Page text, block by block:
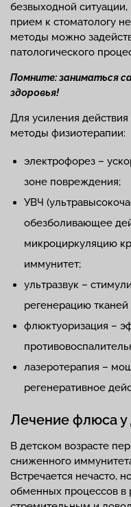
безвыходной ситуации,
прием к стоматологу
методы можно
патологического
Помните: заниматься
здоровья!
Для усиления
методы физиотерапии:
электрофорез –
зоне повреждения;
УВЧ
обезболивающее
микроциркуляцию
иммунитет;
ультразвук –
регенерацию
флюктуоризация –
лазеротерапия –
регенеративное
Лечение флюса у
В детском возрасте
сниженного
Встречается нечасто,
обменных процессов в